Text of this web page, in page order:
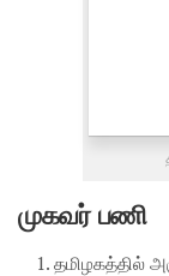
முகவர் பணி
தமிழகத்தில்